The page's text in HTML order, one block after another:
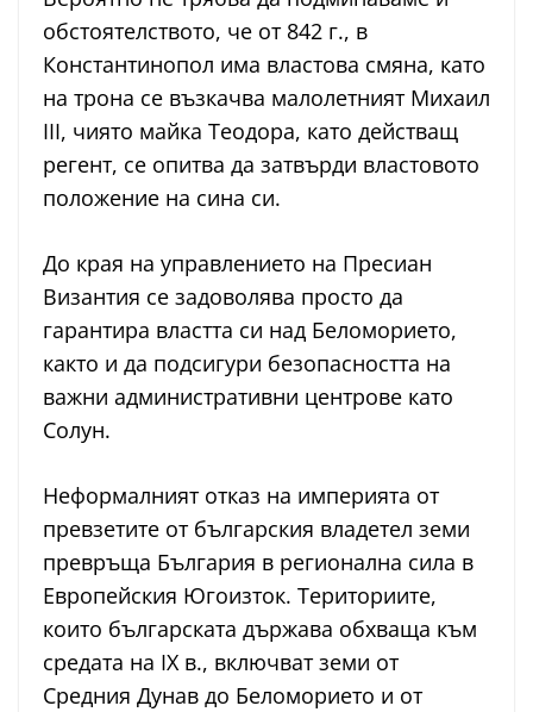
обстоятелството, че от 842 г., в
Константинопол има властова смяна, като
на трона се възкачва малолетният Михаил
III, чиято майка Теодора, като действащ
регент, се опитва да затвърди властовото
положение на сина си.
До края на управлението на Пресиан
Византия се задоволява просто да
гарантира властта си над Беломорието,
както и да подсигури безопасността на
важни административни центрове като
Солун.
Неформалният отказ на империята от
превзетите от българския владетел земи
превръща България в регионална сила в
Европейския Югоизток. Териториите,
които българската държава обхваща към
средата на IX в., включват земи от
Средния Дунав до Беломорието и от